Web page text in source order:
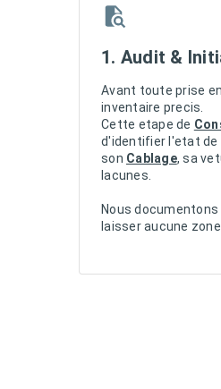
1. Audit &
Avant toute prise
inventaire precis.
Cette etape de
d'identifier l'etat de
son Cablage, sa
lacunes.
Nous
laisser aucune